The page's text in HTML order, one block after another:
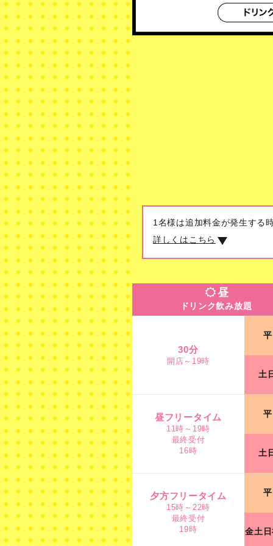
1名様は追加料金が発生する
詳しくはこちら
最終受付
16時
最終受付
19時
昼
ドリンク飲み放題
30分
開店～19時
土
昼フリータイム
11時～19時
最終受付
16時
土
夕方フリータイム
15時～22時
最終受付
19時
金土